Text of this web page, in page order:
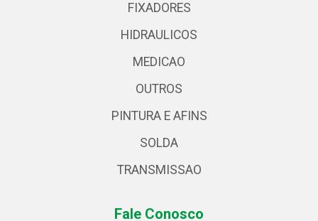
FIXADORES
HIDRAULICOS
MEDICAO
OUTROS
PINTURA E AFINS
SOLDA
TRANSMISSAO
Fale Conosco